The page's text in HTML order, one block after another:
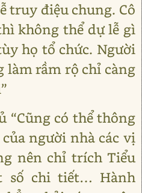
truy điệu chung. Cô
không thể dự lễ gì
họ tổ chức. Người
làm rầm rộ chỉ càng
“Cũng có thể thông
người nhà các vị
nên chỉ trích Tiểu
số chi tiết… Hành